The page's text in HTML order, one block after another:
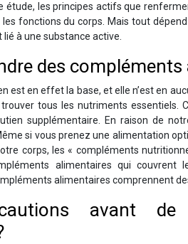
étude, les principes actifs que
les fonctions du corps. Mais tout
à une substance active.
des compléments
est en effet la base, et elle n’est en
tous les nutriments
supplémentaire. En raison de
si vous prenez une alimentation
corps, les « compléments
alimentaires qui
alimentaires comprennent
avant